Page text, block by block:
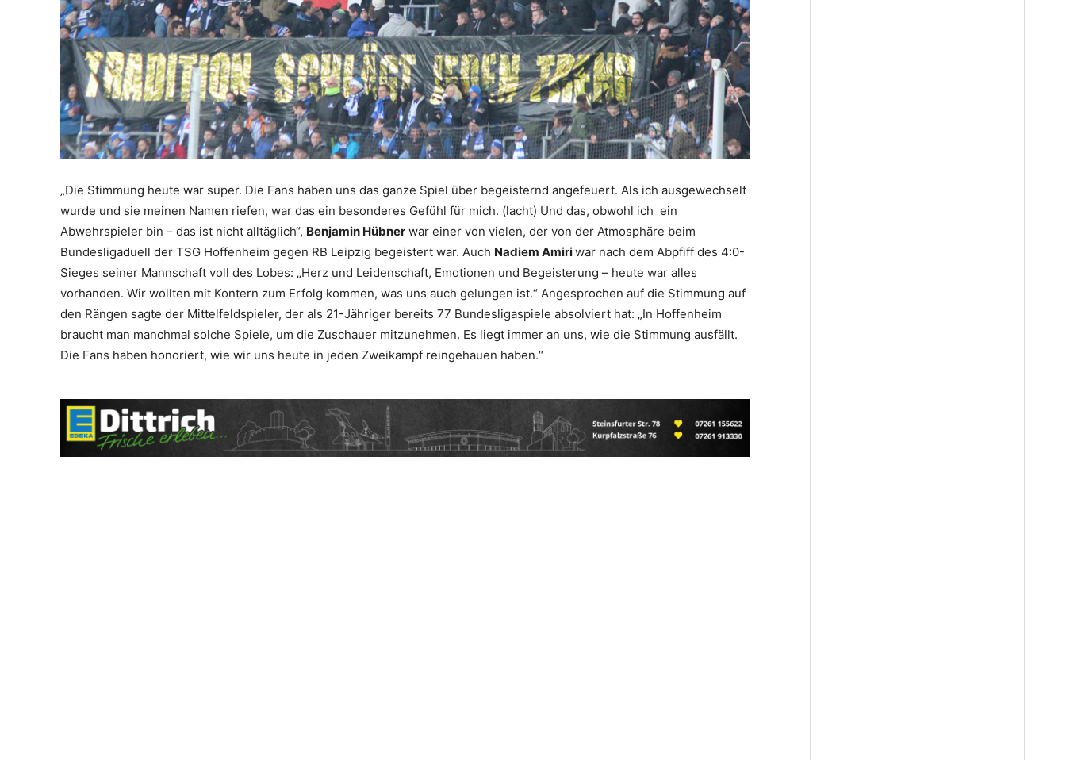
„Die Stimmung heute war super. Die Fans haben uns das ganze Spiel über begeisternd angefeuert. Als ich ausgewechselt
wurde und sie meinen Namen riefen, war das ein besonderes Gefühl für mich. (lacht) Und das, obwohl ich ein
Abwehrspieler bin – das ist nicht alltäglich“, Benjamin Hübner war einer von vielen, der von der Atmosphäre beim
Bundesligaduell der TSG Hoffenheim gegen RB Leipzig begeistert war. Auch Nadiem Amiriwar nach dem Abpfiff des 4:0-
Sieges seiner Mannschaft voll des Lobes: „Herz und Leidenschaft, Emotionen und Begeisterung – heute war alles
vorhanden. Wir wollten mit Kontern zum Erfolg kommen, was uns auch gelungen ist.“ Angesprochen auf die Stimmung auf
den Rängen sagte der Mittelfeldspieler, der als 21-Jähriger bereits 77 Bundesligaspiele absolviert hat: „In Hoffenheim
braucht man manchmal solche Spiele, um die Zuschauer mitzunehmen. Es liegt immer an uns, wie die Stimmung ausfällt.
Die Fans haben honoriert, wie wir uns heute in jeden Zweikampf reingehauen haben.“